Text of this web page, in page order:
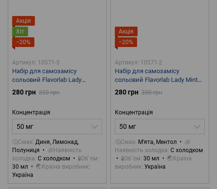
Акція
Хіт
−20%
Артикул: 10571-5
Набір для самозамісу
сольовий Flavorlab Lady
Lemonade Melon Strawberry 30
ml 50 mg
280 грн 350 грн
Концентрація
50 мг
🤔Смак Диня, Лимонад,
Полуниця
🧊Наявність
холодка С холодком
🧪Об`єм
30 мл
🌏Країна виробник
Україна
Акція
−20%
Артикул: 10571-2
Набір для самозамісу
сольовий Flavorlab Lady Mint
Menthol 30 ml 50 mg
280 грн 350 грн
Концентрація
50 мг
🤔Смак М'ята, Ментол
🧊
Наявність холодка С холодком
🧪Об`єм 30 мл
🌏Країна
виробник Україна